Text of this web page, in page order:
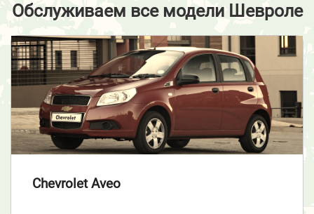
Обслуживаем все модели Шевроле
Chevrolet Aveo